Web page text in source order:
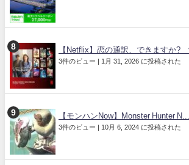
【Netflix】恋の通訳、できますか?
3件のビュー | 1月 31, 2026 に投稿された
【モンハンNow】Monster Hunter N...
3件のビュー | 10月 6, 2024 に投稿された